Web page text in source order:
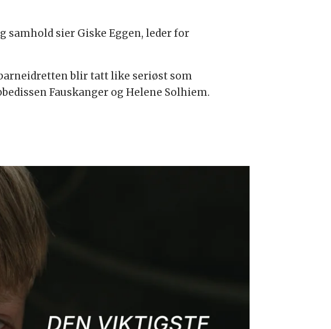
samhold sier Giske Eggen, leder for
blir tatt like seriøst som
Fauskanger og Helene Solhiem.